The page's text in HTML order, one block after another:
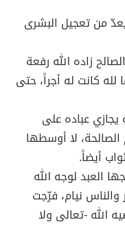
من تعجيل البشرى
زاده الله رفعة
كانت له أجراً، حتى
يجازي عباده على
لا أوسطها
أيضاً.
العبد لوجه الله
نيام، فرّجت
الله -تعالى ولا